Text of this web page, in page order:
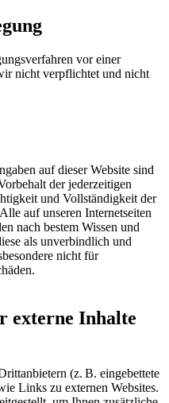
vor einer
nicht verpflichtet und nicht
auf dieser Website sind
der jederzeitigen
und Vollständigkeit der
auf unseren Internetseiten
nach bestem Wissen und
als unverbindlich und
nicht für
externe Inhalte
(z. B. eingebettete
Links zu externen Websites.